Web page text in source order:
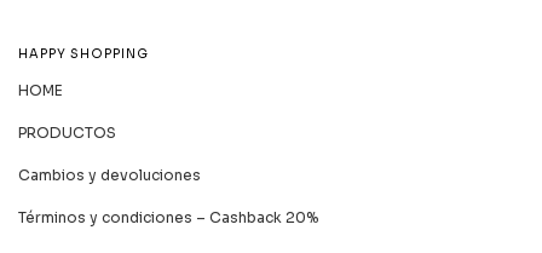
HAPPY SHOPPING
HOME
PRODUCTOS
Cambios y devoluciones
Términos y condiciones – Cashback 20%